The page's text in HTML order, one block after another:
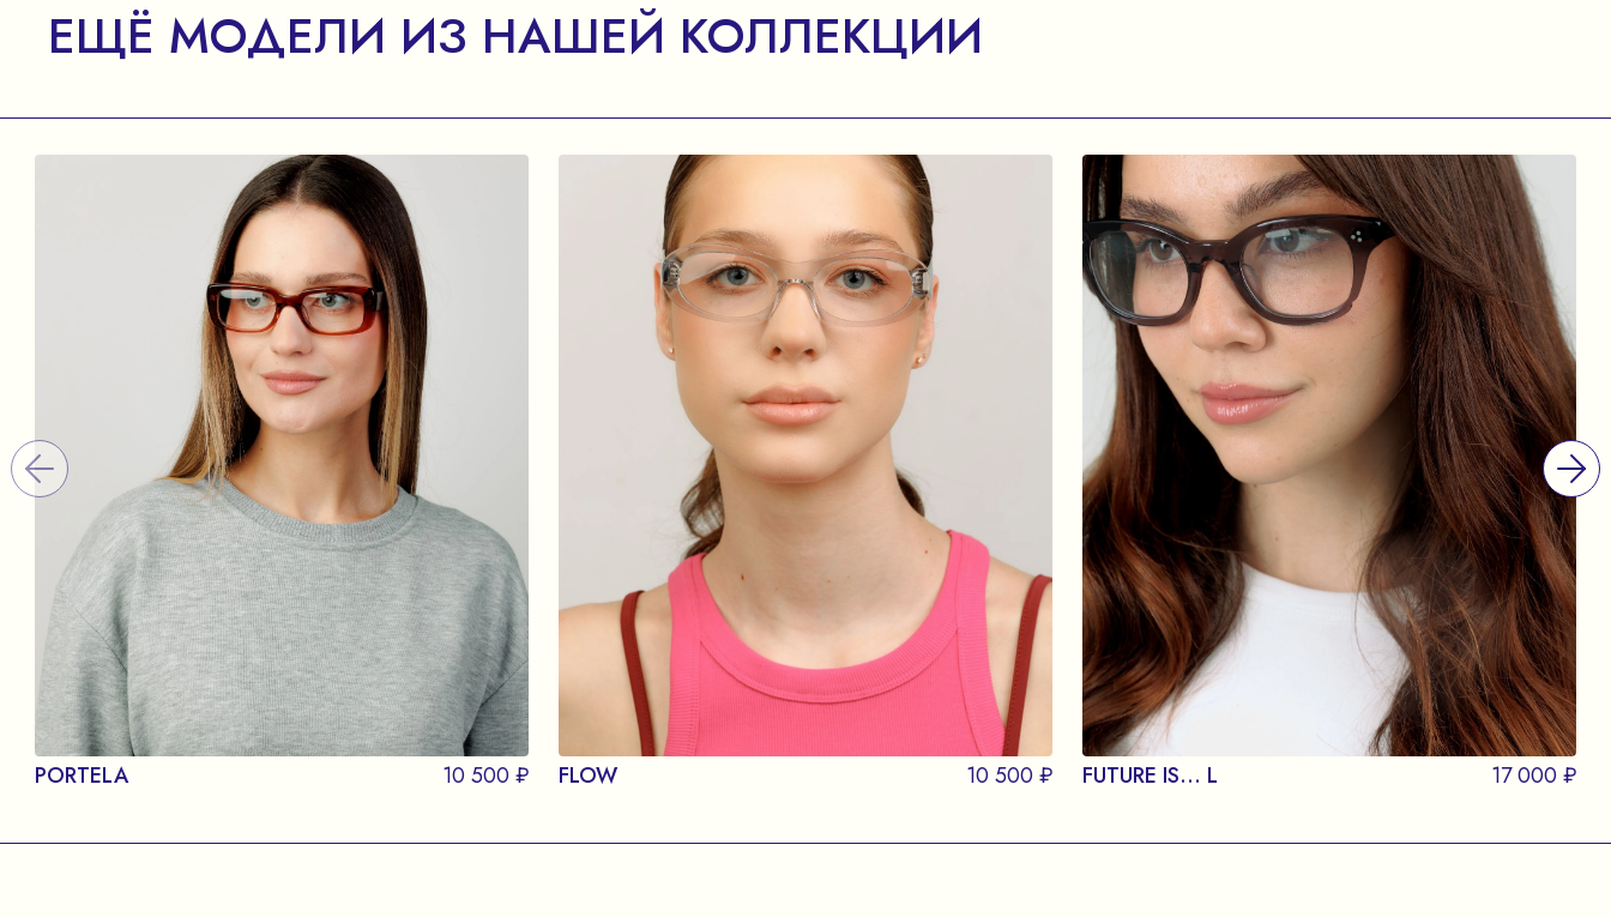
ЕЩЁ МОДЕЛИ ИЗ НАШЕЙ КОЛЛЕКЦИИ
PORTELA 10 500 ₽ FLOW 10 500 ₽ FUTURE IS... L 17 000 ₽